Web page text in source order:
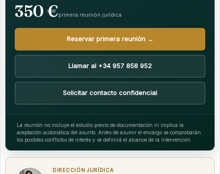
350 €primera reunión jurídica
Reservar primera reunión →
Llamar al +34 957 858 952
Solicitar contacto confidencial
La reunión no incluye el estudio previo de documentación ni implica la
aceptación automática del asunto. Antes de asumir el encargo se comprobarán
los posibles conflictos de interés y se definirá el alcance de la intervención.
DIRECCIÓN JURÍDICA